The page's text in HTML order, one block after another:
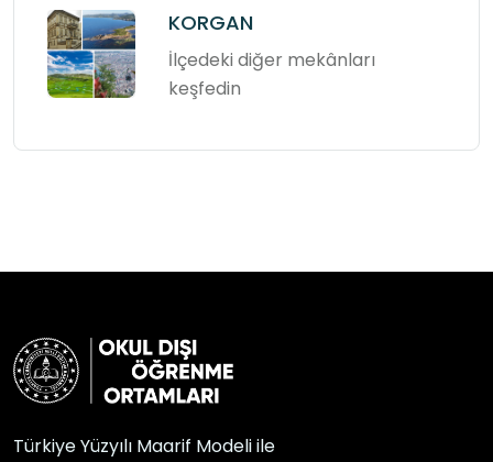
KORGAN
İlçedeki diğer mekânları
keşfedin
Türkiye Yüzyılı Maarif Modeli ile